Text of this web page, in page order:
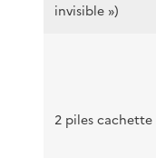
invisible »)
2 piles cachette